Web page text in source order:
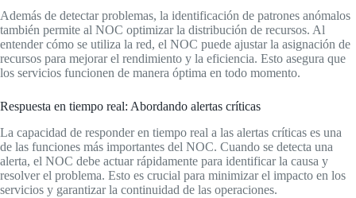
Además de detectar problemas, la identificación de patrones anómalos
también permite al NOC optimizar la distribución de recursos. Al
entender cómo se utiliza la red, el NOC puede ajustar la asignación de
recursos para mejorar el rendimiento y la eficiencia. Esto asegura que
los servicios funcionen de manera óptima en todo momento.
Respuesta en tiempo real: Abordando alertas críticas
La capacidad de responder en tiempo real a las alertas críticas es una
de las funciones más importantes del NOC. Cuando se detecta una
alerta, el NOC debe actuar rápidamente para identificar la causa y
resolver el problema. Esto es crucial para minimizar el impacto en los
servicios y garantizar la continuidad de las operaciones.